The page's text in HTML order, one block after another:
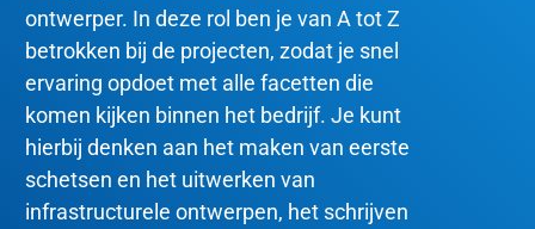
ontwerper. In deze rol ben je van A tot Z
betrokken bij de projecten, zodat je snel
ervaring opdoet met alle facetten die
komen kijken binnen het bedrijf. Je kunt
hierbij denken aan het maken van eerste
schetsen en het uitwerken van
infrastructurele ontwerpen, het schrijven